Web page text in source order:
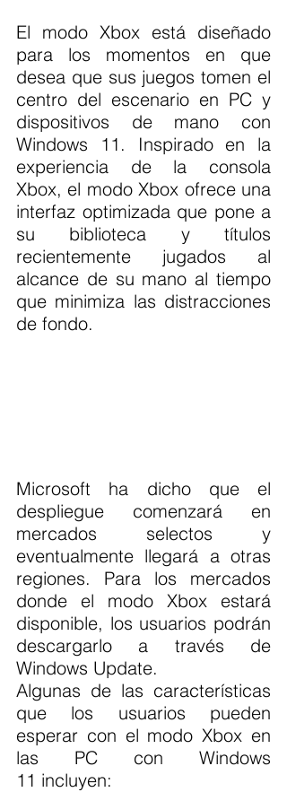
El modo Xbox está diseñado
para los momentos en que
desea que sus juegos tomen el
centro del escenario en PC y
dispositivos de mano con
Windows 11. Inspirado en la
experiencia de la consola
Xbox, el modo Xbox ofrece una
interfaz optimizada que pone a
su biblioteca y títulos
recientemente jugados al
alcance de su mano al tiempo
que minimiza las distracciones
de fondo.
Microsoft ha dicho que el
despliegue comenzará en
mercados selectos y
eventualmente llegará a otras
regiones. Para los mercados
donde el modo Xbox estará
disponible, los usuarios podrán
descargarlo a través de
Windows Update.
Algunas de las características
que los usuarios pueden
esperar con el modo Xbox en
las PC con Windows
11 incluyen: